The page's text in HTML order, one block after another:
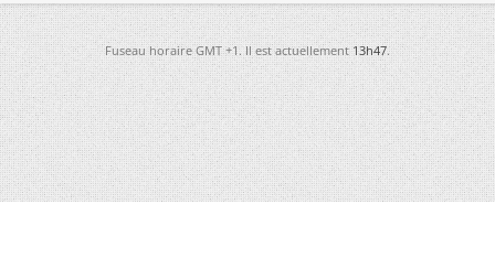
Fuseau horaire GMT +1. Il est actuellement13h47.